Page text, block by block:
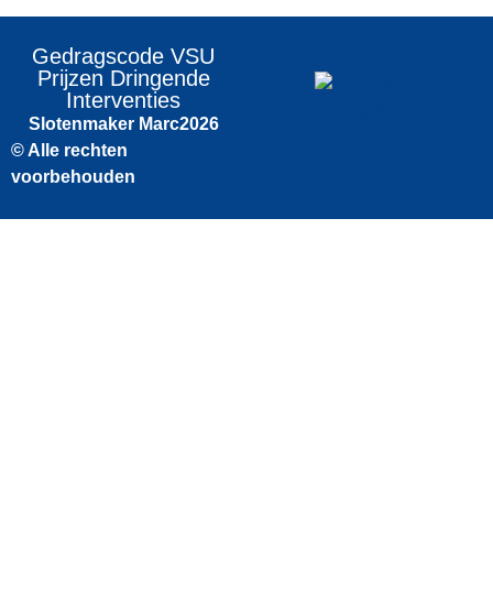
Gedragscode VSU
Prijzen Dringende
Interventies
Slotenmaker Marc2026
© Alle rechten
voorbehouden